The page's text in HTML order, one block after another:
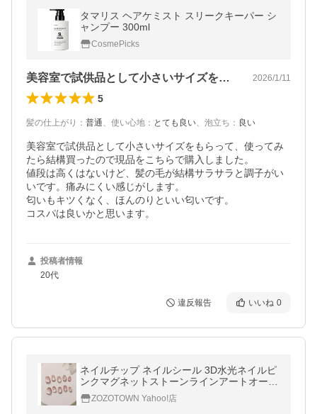
タマリス ヘアケミスト スリークキーパー シ
ャンプー 300ml
CosmePicks
美容室で試供品として小さいサイズをもら… 2026/1/11
5
髪の仕上がり ： 普通、 使い心地 ： とても良い、 泡立ち ： 良い
美容室で試供品として小さいサイズをもらって、使ってみ
たら結構買ったので現品をこちらで購入しました。
値段は高くはないけど、髪の毛が結構サラサラと調子がい
いです。痛みにくい感じがします。
匂いもキツくなく、ほんのりといい匂いです。
コスパは良いかと思います。
投稿者情報
20代
違反報告 いいね 0
ネイルチップ ネイルシール 3D水光ネイルピ
ンクマグネットストーンラインアートオーバ
ルネイルチップ
ZOZOTOWN Yahoo!店